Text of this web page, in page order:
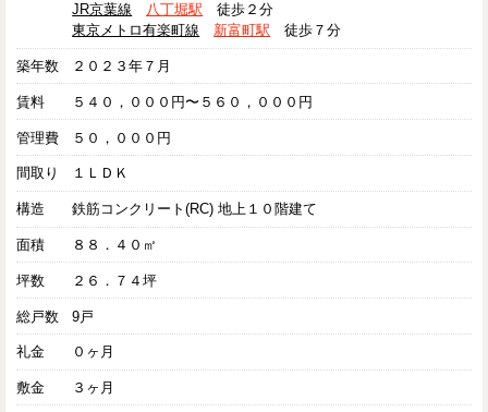
JR京葉線
八丁堀駅 徒歩２分
東京メトロ有楽町線
新富町駅 徒歩７分
築年数 ２０２３年７月
賃料 ５４０，０００円〜５６０，０００円
管理費 ５０，０００円
間取り １ＬＤＫ
構造 鉄筋コンクリート(RC) 地上１０階建て
面積 ８８．４０㎡
坪数 ２６．７４坪
総戸数 9戸
礼金 ０ヶ月
敷金 ３ヶ月